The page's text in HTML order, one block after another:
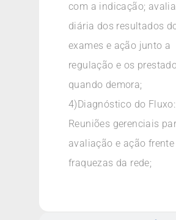
com a indicação;
diária dos resultados
exames e ação junto a
regulação e os
quando demora;
4)Diagnóstico do Fluxo:
Reuniões gerenciais
avaliação e ação frente
fraquezas da rede;